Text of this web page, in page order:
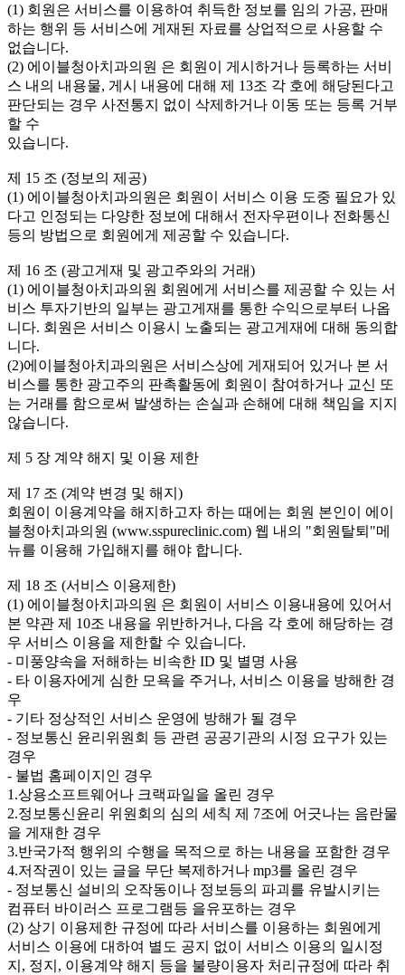
(1) 회원은 서비스를 이용하여 취득한 정보를 임의 가공, 판매
하는 행위 등 서비스에 게재된 자료를 상업적으로 사용할 수
없습니다.
(2) 에이블청아치과의원 은 회원이 게시하거나 등록하는 서비
스 내의 내용물, 게시 내용에 대해 제 13조 각 호에 해당된다고
판단되는 경우 사전통지 없이 삭제하거나 이동 또는 등록 거부
할 수
있습니다.
제 15 조 (정보의 제공)
(1) 에이블청아치과의원은 회원이 서비스 이용 도중 필요가 있
다고 인정되는 다양한 정보에 대해서 전자우편이나 전화통신
등의 방법으로 회원에게 제공할 수 있습니다.
제 16 조 (광고게재 및 광고주와의 거래)
(1) 에이블청아치과의원 회원에게 서비스를 제공할 수 있는 서
비스 투자기반의 일부는 광고게재를 통한 수익으로부터 나옵
니다. 회원은 서비스 이용시 노출되는 광고게재에 대해 동의합
니다.
(2)에이블청아치과의원은 서비스상에 게재되어 있거나 본 서
비스를 통한 광고주의 판촉활동에 회원이 참여하거나 교신 또
는 거래를 함으로써 발생하는 손실과 손해에 대해 책임을 지지
않습니다.
제 5 장 계약 해지 및 이용 제한
제 17 조 (계약 변경 및 해지)
회원이 이용계약을 해지하고자 하는 때에는 회원 본인이 에이
블청아치과의원 (www.sspureclinic.com) 웹 내의 "회원탈퇴"메
뉴를 이용해 가입해지를 해야 합니다.
제 18 조 (서비스 이용제한)
(1) 에이블청아치과의원 은 회원이 서비스 이용내용에 있어서
본 약관 제 10조 내용을 위반하거나, 다음 각 호에 해당하는 경
우 서비스 이용을 제한할 수 있습니다.
- 미풍양속을 저해하는 비속한 ID 및 별명 사용
- 타 이용자에게 심한 모욕을 주거나, 서비스 이용을 방해한 경
우
- 기타 정상적인 서비스 운영에 방해가 될 경우
- 정보통신 윤리위원회 등 관련 공공기관의 시정 요구가 있는
경우
- 불법 홈페이지인 경우
1.상용소프트웨어나 크랙파일을 올린 경우
2.정보통신윤리 위원회의 심의 세칙 제 7조에 어긋나는 음란물
을 게재한 경우
3.반국가적 행위의 수행을 목적으로 하는 내용을 포함한 경우
4.저작권이 있는 글을 무단 복제하거나 mp3를 올린 경우
- 정보통신 설비의 오작동이나 정보등의 파괴를 유발시키는
컴퓨터 바이러스 프로그램등 을유포하는 경우
(2) 상기 이용제한 규정에 따라 서비스를 이용하는 회원에게
서비스 이용에 대하여 별도 공지 없이 서비스 이용의 일시정
지, 정지, 이용계약 해지 등을 불량이용자 처리규정에 따라 취